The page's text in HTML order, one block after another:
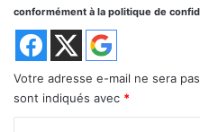
conformément à la politique de
Votre adresse e-mail ne sera
sont indiqués avec *